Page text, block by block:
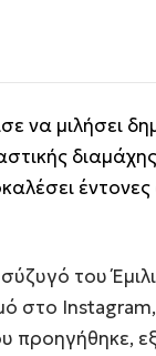
να μιλήσει
του
στο
προηγήθηκε,